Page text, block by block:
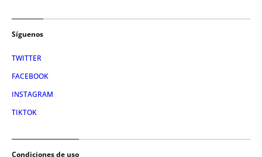
Síguenos
TWITTER
FACEBOOK
INSTAGRAM
TIKTOK
Condiciones de uso